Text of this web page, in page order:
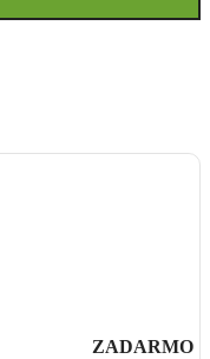
ZADARMO